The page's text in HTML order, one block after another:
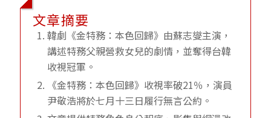
文章摘要
韓劇《金特務：本色回歸》由蘇志燮主演，
講述特務父親營救女兒的劇情，並奪得台韓
收視冠軍。
《金特務：本色回歸》收視率破21％，演員
尹敬浩將於七月十三日履行無言公約。